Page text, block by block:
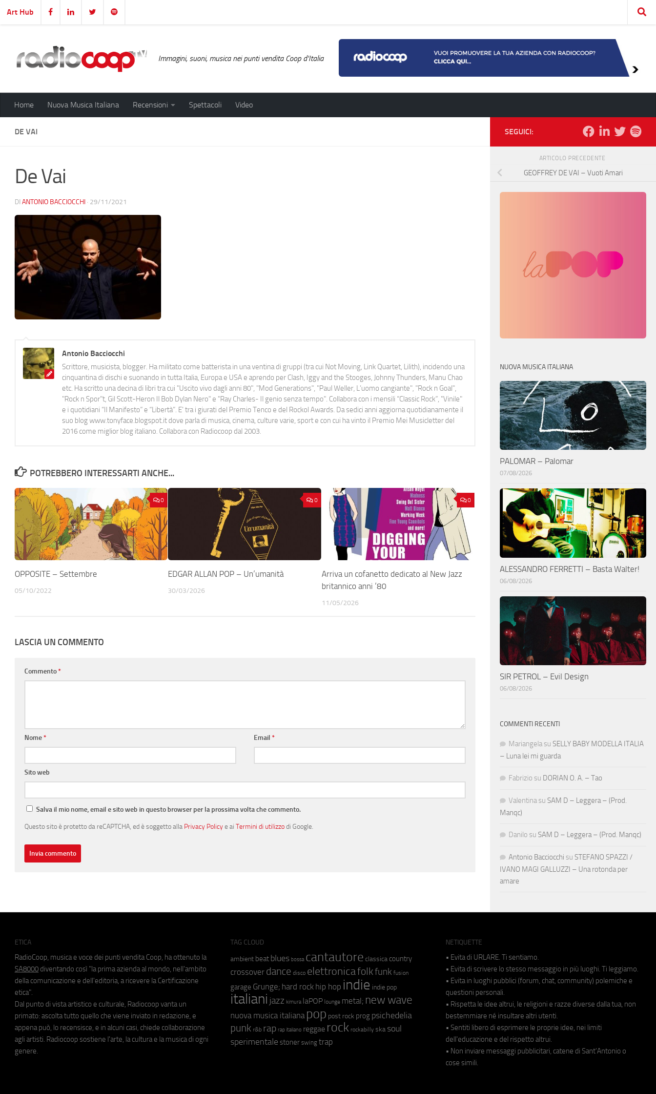
Salta al contenuto
Art Hub
Immagini, suoni, musica nei punti vendita Coop d'Italia
Home Nuova Musica Italiana Recensioni Spettacoli Video
DE VAI
De Vai
DI ANTONIO BACCIOCCHI · 29/11/2021
Antonio Bacciocchi
Scrittore, musicista, blogger. Ha militato come batterista in una ventina di gruppi (tra cui Not Moving, Link Quartet, Lilith), incidendo una
cinquantina di dischi e suonando in tutta Italia, Europa e USA e aprendo per Clash, Iggy and the Stooges, Johnny Thunders, Manu Chao
etc. Ha scritto una decina di libri tra cui "Uscito vivo dagli anni 80", "Mod Generations", "Paul Weller, L’uomo cangiante", "Rock n Goal",
"Rock n Spor"t, Gil Scott-Heron Il Bob Dylan Nero" e "Ray Charles- Il genio senza tempo". Collabora con i mensili “Classic Rock”, "Vinile"
e i quotidiani “Il Manifesto” e “Libertà”. E' tra i giurati del Premio Tenco e del Rockol Awards. Da sedici anni aggiorna quotidianamente il
suo blog www.tonyface.blogspot.it dove parla di musica, cinema, culture varie, sport e con cui ha vinto il Premio Mei Musicletter del
2016 come miglior blog italiano. Collabora con Radiocoop dal 2003.
POTREBBERO INTERESSARTI ANCHE...
0
OPPOSITE – Settembre
05/10/2022
0
EDGAR ALLAN POP – Un’umanità
30/03/2026
0
Arriva un cofanetto dedicato al New Jazz
britannico anni ’80
11/05/2026
LASCIA UN COMMENTO
Commento*
Nome* Email*
Sito web
Salva il mio nome, email e sito web in questo browser per la prossima volta che commento.
Questo sito è protetto da reCAPTCHA, ed è soggetto alla Privacy Policye ai Termini di utilizzodi Google.
SEGUICI:
ARTICOLO PRECEDENTE
GEOFFREY DE VAI – Vuoti Amari
NUOVA MUSICA ITALIANA
PALOMAR – Palomar
07/08/2026
ALESSANDRO FERRETTI – Basta Walter!
06/08/2026
SIR PETROL – Evil Design
06/08/2026
COMMENTI RECENTI
Mariangela su SELLY BABY MODELLA ITALIA
– Luna lei mi guarda
Fabrizio su DORIAN O. A. – Tao
Valentina su SAM D – Leggera – (Prod.
Manqc)
Danilo su SAM D – Leggera – (Prod. Manqc)
Antonio Bacciocchi su STEFANO SPAZZI /
IVANO MAGI GALLUZZI – Una rotonda per
amare
ETICA
RadioCoop, musica e voce dei punti vendita Coop, ha ottenuto la
SA8000 diventando così "la prima azienda al mondo, nell'ambito
della comunicazione e dell'editoria, a ricevere la Certificazione
etica".
Dal punto di vista artistico e culturale, Radiocoop vanta un
primato: ascolta tutto quello che viene inviato in redazione, e
appena può, lo recensisce, e in alcuni casi, chiede collaborazione
agli artisti. Radiocoop sostiene l'arte, la cultura e la musica di ogni
genere.
TAG CLOUD
ambient beat blues bossa cantautore classica country
crossover dance disco elettronicafolkfunk fusion
garage Grunge; hard rock hip hop indie indie pop
italiani jazz kimura laPOP lounge metal; new wave
nuova musica italiana pop post rock prog psichedelia
punk r&b rap rap italiano reggae rock rockabilly ska soul
sperimentale stoner swing trap
NETIQUETTE
• Evita di URLARE. Ti sentiamo.
• Evita di scrivere lo stesso messaggio in più luoghi. Ti leggiamo.
• Evita in luoghi pubblici (forum, chat, community) polemiche e
questioni personali.
• Rispetta le idee altrui, le religioni e razze diverse dalla tua, non
bestemmiare né insultare altri utenti.
• Sentiti libero di esprimere le proprie idee, nei limiti
dell'educazione e del rispetto altrui.
• Non inviare messaggi pubblicitari, catene di Sant'Antonio o
cose simili.